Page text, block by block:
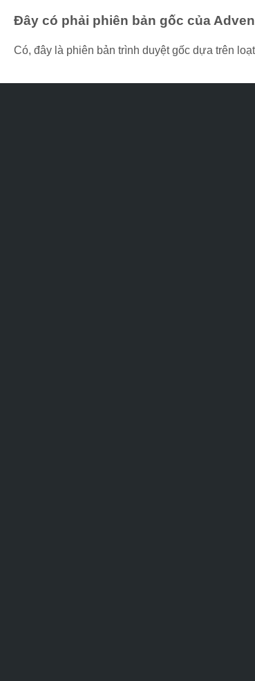
Đây có phải phiên bản gốc của
Có, đây là phiên bản trình duyệt gốc dựa trên